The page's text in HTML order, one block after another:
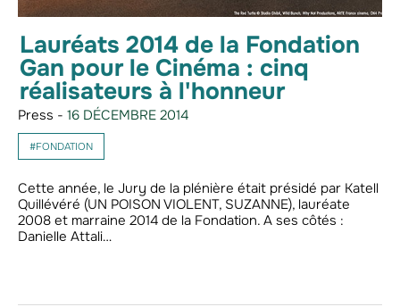
Lauréats 2014 de la Fondation
Gan pour le Cinéma : cinq
réalisateurs à l'honneur
Press - 16 DÉCEMBRE 2014
#FONDATION
Cette année, le Jury de la plénière était présidé par Katell
Quillévéré (UN POISON VIOLENT, SUZANNE), lauréate
2008 et marraine 2014 de la Fondation. A ses côtés :
Danielle Attali…